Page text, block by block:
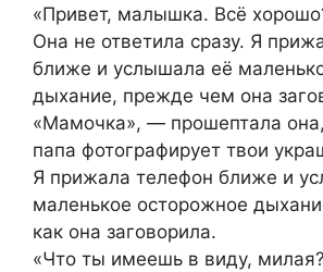
«Привет, малышка. Всё
Она не ответила сразу. Я
ближе и услышала её
дыхание, прежде чем она
«Мамочка», — прошептала
папа фотографирует твои
Я прижала телефон ближе и
маленькое осторожное
как она заговорила.
«Что ты имеешь в виду,